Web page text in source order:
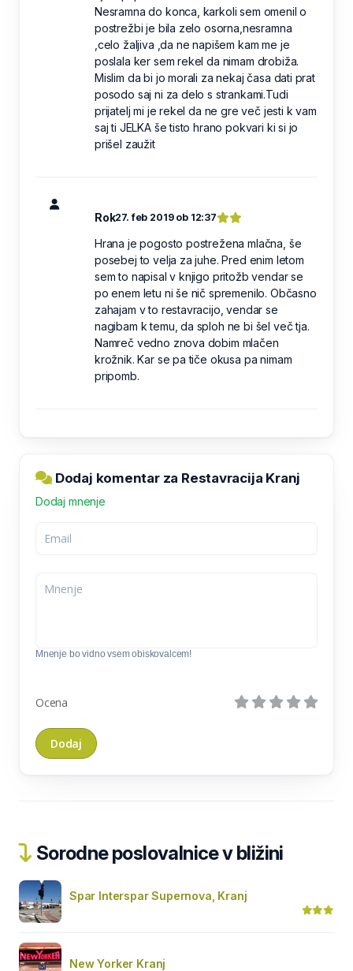
Nesramna do konca, karkoli sem omenil o
postrežbi je bila zelo osorna,nesramna
,celo žaljiva ,da ne napišem kam me je
poslala ker sem rekel da nimam drobiža.
Mislim da bi jo morali za nekaj časa dati prat
posodo saj ni za delo s strankami.Tudi
prijatelj mi je rekel da ne gre več jesti k vam
saj ti JELKA še tisto hrano pokvari ki si jo
prišel zaužit
Rok27. feb 2019 ob 12:37
Hrana je pogosto postrežena mlačna, še
posebej to velja za juhe. Pred enim letom
sem to napisal v knjigo pritožb vendar se
po enem letu ni še nič spremenilo. Občasno
zahajam v to restavracijo, vendar se
nagibam k temu, da sploh ne bi šel več tja.
Namreč vedno znova dobim mlačen
krožnik. Kar se pa tiče okusa pa nimam
pripomb.
Dodaj komentar za Restavracija Kranj
Dodaj mnenje
Mnenje bo vidno vsem obiskovalcem!
Ocena
Sorodne poslovalnice v bližini
Spar Interspar Supernova, Kranj
New Yorker Kranj